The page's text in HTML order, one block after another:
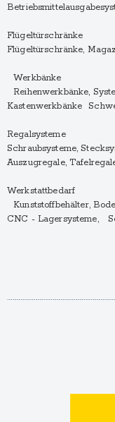
Flügeltürschränke
Flügeltürschränke,
Werkbänke
Reihenwerkbänke,
Kastenwerkbänke
Regalsysteme
Schraubsysteme,
Auszugregale,
Werkstattbedarf
Kunststoffbehälter,
CNC - Lagersysteme,